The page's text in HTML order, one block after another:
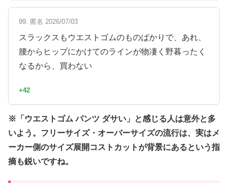
99. 匿名 2026/07/03
スラックスもウエストゴムのものばかりで、あれ、
腰からヒップにかけてのラインが物凄く野暮ったく
なるから、買わない
+42
※「ウエストゴム パンツ ダサい」と感じる人は意外と多
いよう。フリーサイズ・オーバーサイズの流行は、実はメ
ーカー側のサイズ展開コストカットが背景にあるという指
摘も鋭いですね。